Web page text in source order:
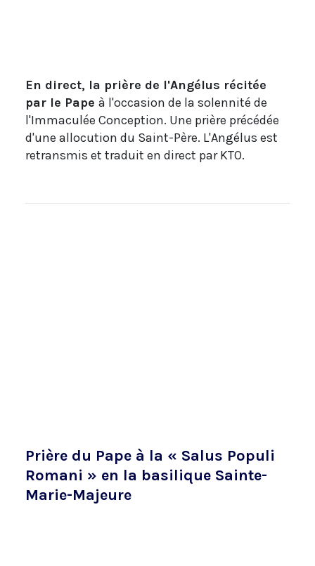
En direct, la prière de l'Angélus récitée
par le Pape à l'occasion de la solennité de
l'Immaculée Conception. Une prière précédée
d'une allocution du Saint-Père. L'Angélus est
retransmis et traduit en direct par KTO.
Prière du Pape à la « Salus Populi
Romani » en la basilique Sainte-
Marie-Majeure